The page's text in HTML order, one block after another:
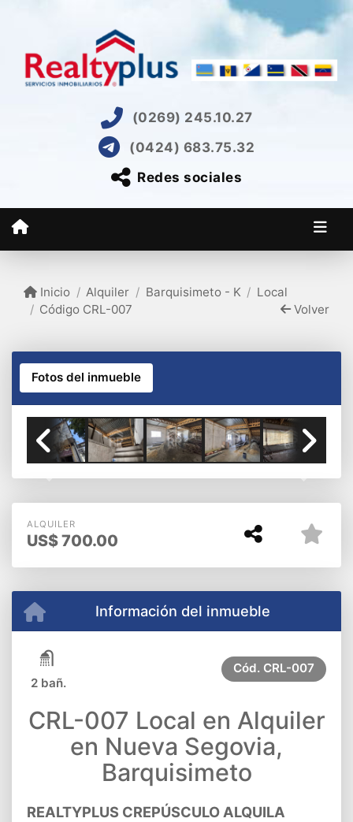
(0269) 245.10.27
(0424) 683.75.32
Redes sociales
Inicio Alquiler Barquisimeto - K
Local
Código CRL-007
Volver
Fotos del inmueble
ALQUILER
US$700.00
Información del inmueble
2 bañ.
Cód. CRL-007
CRL-007 Local en Alquiler
en Nueva Segovia,
Barquisimeto
REALTYPLUS CREPÚSCULO ALQUILA